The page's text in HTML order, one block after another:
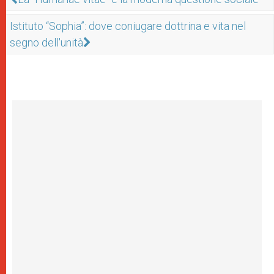
Istituto “Sophia”: dove coniugare dottrina e vita nel
segno dell'unità